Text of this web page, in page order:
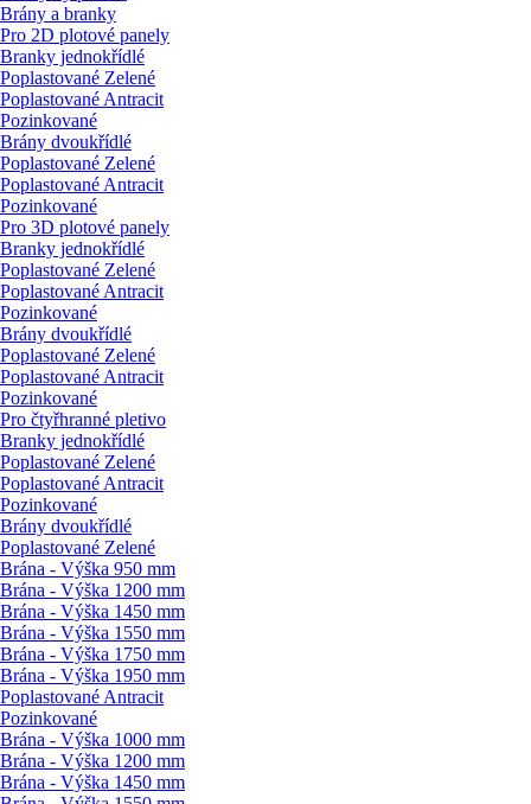
Brány a branky
Pro 2D plotové panely
Branky jednokřídlé
Poplastované Zelené
Poplastované Antracit
Pozinkované
Brány dvoukřídlé
Poplastované Zelené
Poplastované Antracit
Pozinkované
Pro 3D plotové panely
Branky jednokřídlé
Poplastované Zelené
Poplastované Antracit
Pozinkované
Brány dvoukřídlé
Poplastované Zelené
Poplastované Antracit
Pozinkované
Pro čtyřhranné pletivo
Branky jednokřídlé
Poplastované Zelené
Poplastované Antracit
Pozinkované
Brány dvoukřídlé
Poplastované Zelené
Brána - Výška 950 mm
Brána - Výška 1200 mm
Brána - Výška 1450 mm
Brána - Výška 1550 mm
Brána - Výška 1750 mm
Brána - Výška 1950 mm
Poplastované Antracit
Pozinkované
Brána - Výška 1000 mm
Brána - Výška 1200 mm
Brána - Výška 1450 mm